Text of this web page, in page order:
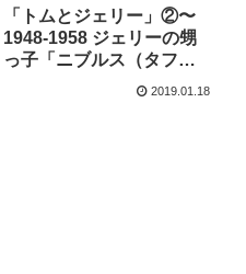
「トムとジェリー」②〜
1948-1958 ジェリーの甥
っ子「ニブルス（タフィ
ー）」登場11作品
2019.01.18